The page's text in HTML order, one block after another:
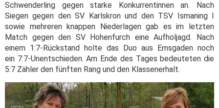
Schwenderling gegen starke Konkurrentinnen an. Nach
Siegen gegen den SV Karlskron und den TSV Ismaning I
sowie mehreren knappen Niederlagen gab es im letzten
Match gegen den SV Hohenfurch eine Aufholjagd. Nach
einem 1:7-Rückstand holte das Duo aus Ernsgaden noch
ein 7:7-Unentschieden. Am Ende des Tages bedeuteten die
5:7 Zähler den fünften Rang und den Klassenerhalt.